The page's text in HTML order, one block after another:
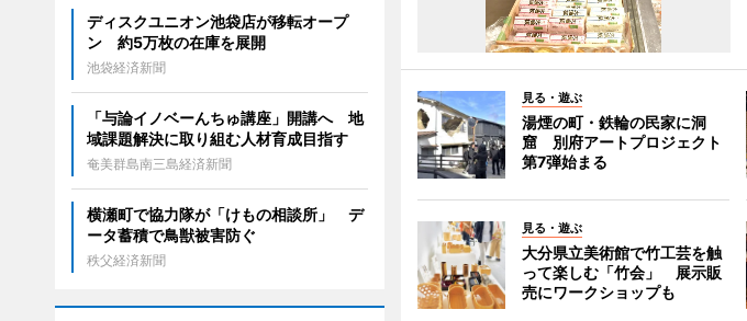
見る・遊ぶ
湯煙の町・鉄輪の民家に洞
窟 別府アートプロジェクト
第7弾始まる
見る・遊ぶ
大分県立美術館で竹工芸を触
って楽しむ「竹会」 展示販
売にワークショップも
ディスクユニオン池袋店が移転オープ
ン 約5万枚の在庫を展開
池袋経済新聞
「与論イノベーんちゅ講座」開講へ 地
域課題解決に取り組む人材育成目指す
奄美群島南三島経済新聞
横瀬町で協力隊が「けもの相談所」 デ
ータ蓄積で鳥獣被害防ぐ
秩父経済新聞